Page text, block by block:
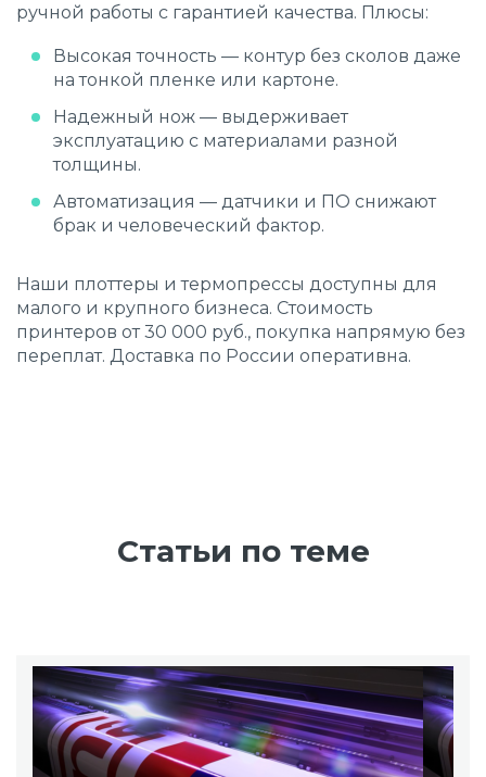
ручной работы с гарантией качества. Плюсы:
Высокая точность — контур без сколов даже
на тонкой пленке или картоне.
Надежный нож — выдерживает
эксплуатацию с материалами разной
толщины.
Автоматизация — датчики и ПО снижают
брак и человеческий фактор.
Наши плоттеры и термопрессы доступны для
малого и крупного бизнеса. Стоимость
принтеров от 30 000 руб., покупка напрямую без
переплат. Доставка по России оперативна.
Статьи по теме